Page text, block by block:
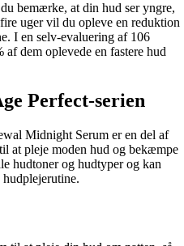
bemærke, at din hud ser yngre,
uger vil du opleve en reduktion
I en selv-evaluering af 106
dem oplevede en fastere hud
Perfect-serien
Midnight Serum er en del af
at pleje moden hud og bekæmpe
hudtoner og hudtyper og kan